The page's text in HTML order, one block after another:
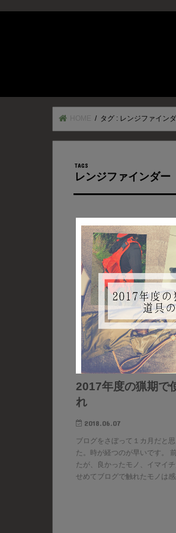
タグ : レンジファイン
レンジファインダー
2017年度の猟期で
れ
2018.06.07
ブログをさぼって１カ月だと
た。時が経つのが早いです。
たが、良かったモノ、イマイ
せめてブログで触れたモノは